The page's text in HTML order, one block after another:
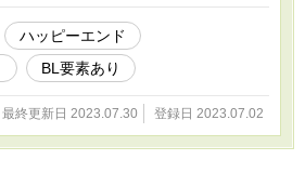
ハッピーエンド
BL要素あり
最終更新日 2023.07.30 登録日 2023.07.02